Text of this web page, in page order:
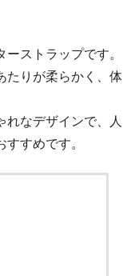
ストラップです。
たりが柔らかく、体
れなデザインで、人
すめです。